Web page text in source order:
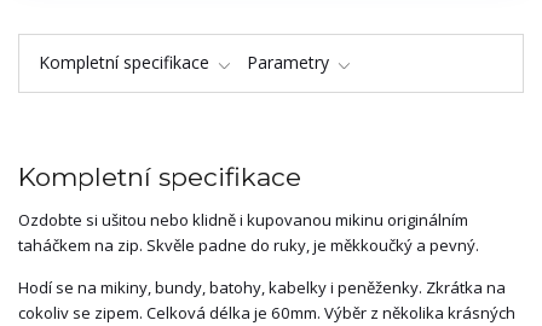
Kompletní specifikace Parametry
Kompletní specifikace
Ozdobte si ušitou nebo klidně i kupovanou mikinu originálním
taháčkem na zip. Skvěle padne do ruky, je měkkoučký a pevný.
Hodí se na mikiny, bundy, batohy, kabelky i peněženky. Zkrátka na
cokoliv se zipem. Celková délka je 60mm. Výběr z několika krásných